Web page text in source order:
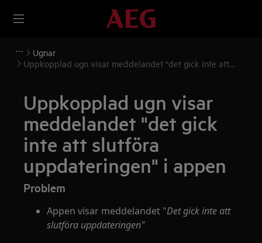
Ugnar
Uppkopplad ugn visar meddelandet "det gick inte att
Uppkopplad ugn visar
meddelandet "det gick
inte att slutföra
uppdateringen" i appen
Problem
Appen visar meddelandet "Det gick inte att
slutföra uppdateringen"